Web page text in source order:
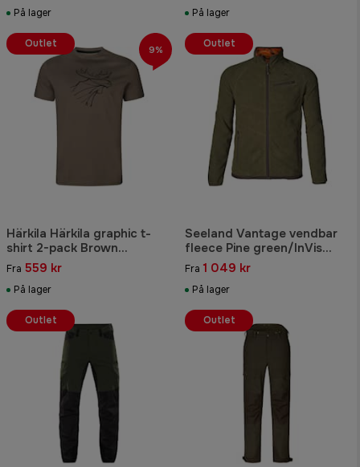
På lager På lager
Härkila Härkila graphic t-
shirt 2-pack Brown
granite/Phantom
Fra 559 kr
På lager
Outlet 9%
Seeland Vantage vendbar
fleece Pine green/InVis
orange blaze
Fra 1 049 kr
På lager
Outlet
Outlet Outlet